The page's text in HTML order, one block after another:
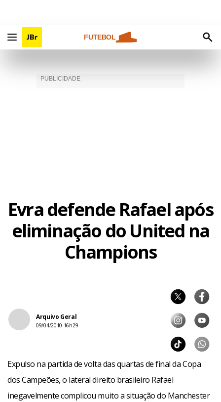
FUTEBOL
Evra defende Rafael após
eliminação do United na
Champions
Arquivo Geral
09/04/2010 16h29
Expulso na partida de volta das quartas de final da Copa
dos Campeões, o lateral direito brasileiro Rafael
inegavelmente complicou muito a situação do Manchester